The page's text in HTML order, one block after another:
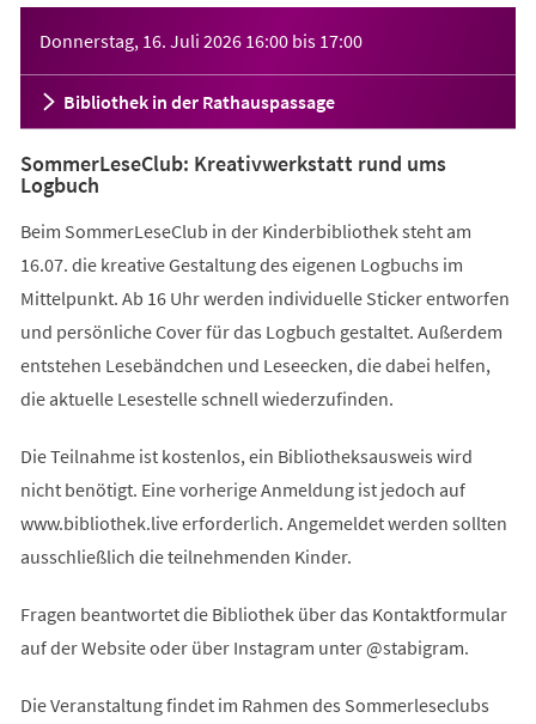
Donnerstag, 16. Juli 2026 16:00 bis 17:00
Bibliothek in der Rathauspassage
SommerLeseClub: Kreativwerkstatt rund ums
Logbuch
Beim SommerLeseClub in der Kinderbibliothek steht am
16.07. die kreative Gestaltung des eigenen Logbuchs im
Mittelpunkt. Ab 16 Uhr werden individuelle Sticker entworfen
und persönliche Cover für das Logbuch gestaltet. Außerdem
entstehen Lesebändchen und Leseecken, die dabei helfen,
die aktuelle Lesestelle schnell wiederzufinden.
Die Teilnahme ist kostenlos, ein Bibliotheksausweis wird
nicht benötigt. Eine vorherige Anmeldung ist jedoch auf
www.bibliothek.live erforderlich. Angemeldet werden sollten
ausschließlich die teilnehmenden Kinder.
Fragen beantwortet die Bibliothek über das Kontaktformular
auf der Website oder über Instagram unter @stabigram.
Die Veranstaltung findet im Rahmen des Sommerleseclubs